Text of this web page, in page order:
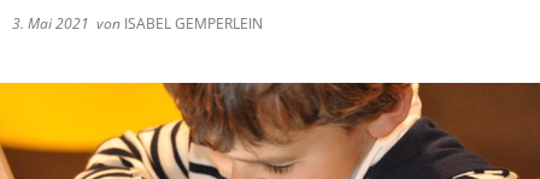
3. Mai 2021 von ISABEL GEMPERLEIN